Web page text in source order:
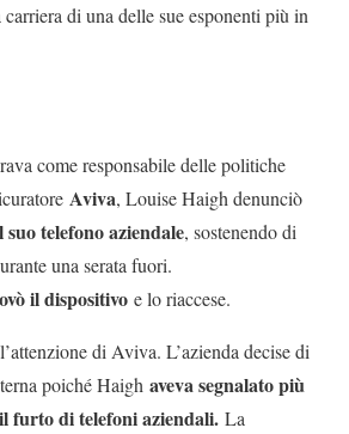
di una delle sue esponenti più in
come responsabile delle politiche
Aviva, Louise Haigh denunciò
telefono aziendale, sostenendo di
una serata fuori.
il dispositivo e lo riaccese.
di Aviva. L’azienda decise di
poiché Haigh aveva segnalato più
furto di telefoni aziendali. La